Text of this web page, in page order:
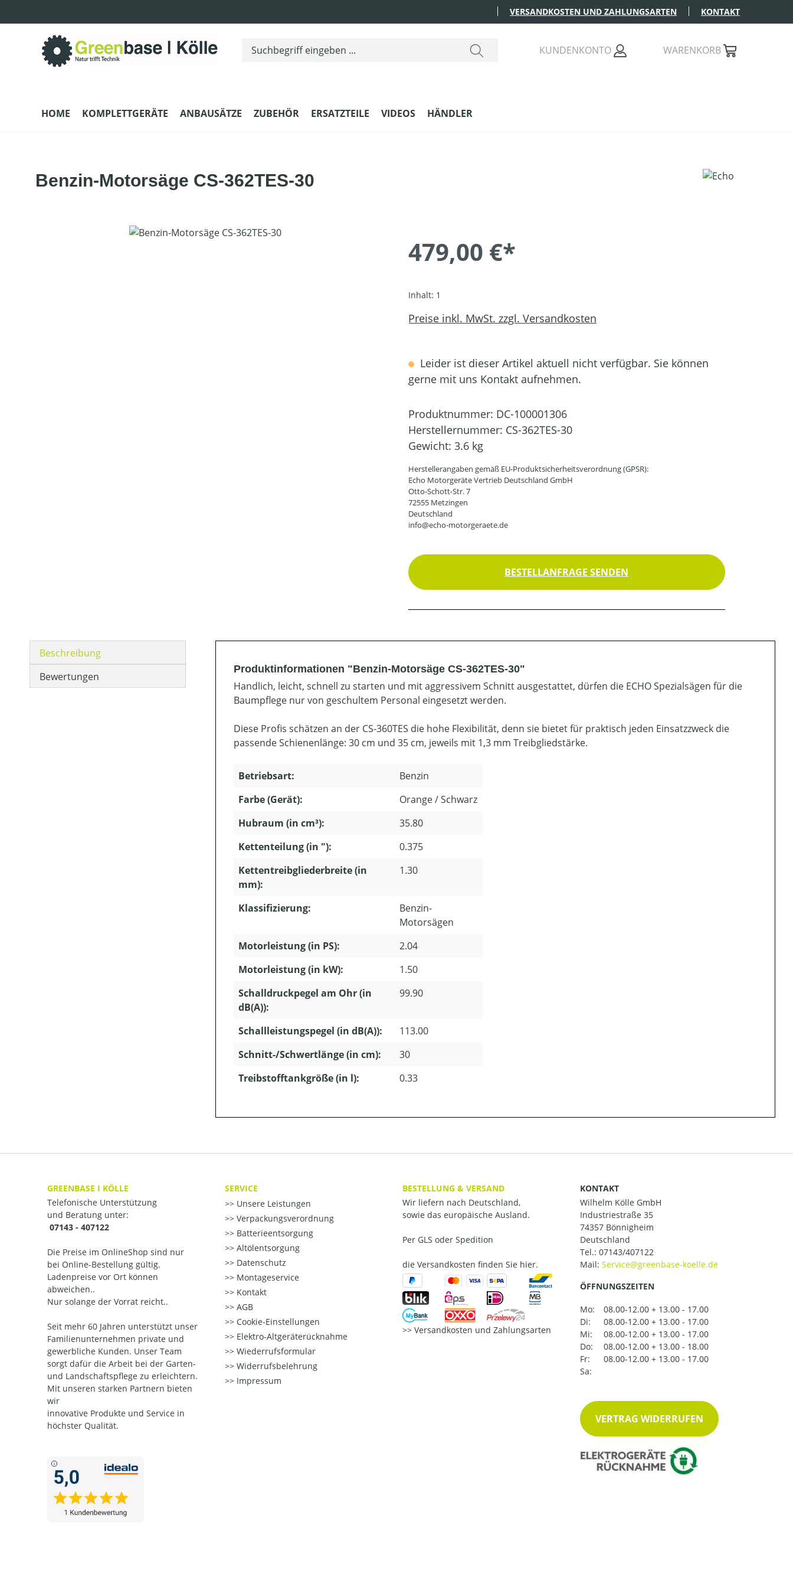
VERSANDKOSTEN UND ZAHLUNGSARTEN KONTAKT
KUNDENKONTO WARENKORB
HOME KOMPLETTGERÄTE ANBAUSÄTZE ZUBEHÖR ERSATZTEILE VIDEOS HÄNDLER
Benzin-Motorsäge CS-362TES-30
Bildergalerie überspringen
479,00 €*
Inhalt: 1
Preise inkl. MwSt. zzgl. Versandkosten
Leider ist dieser Artikel aktuell nicht verfügbar. Sie können
gerne mit uns Kontakt aufnehmen.
Produktnummer: DC-100001306
Herstellernummer: CS-362TES-30
Gewicht: 3.6 kg
Herstellerangaben gemäß EU-Produktsicherheitsverordnung (GPSR):
Echo Motorgeräte Vertrieb Deutschland GmbH
Otto-Schott-Str. 7
72555 Metzingen
Deutschland
info@echo-motorgeraete.de
BESTELLANFRAGE SENDEN
Beschreibung
Bewertungen
Produktinformationen "Benzin-Motorsäge CS-362TES-30"
Handlich, leicht, schnell zu starten und mit aggressivem Schnitt ausgestattet, dürfen die ECHO Spezialsägen für die
Baumpflege nur von geschultem Personal eingesetzt werden.
Diese Profis schätzen an der CS-360TES die hohe Flexibilität, denn sie bietet für praktisch jeden Einsatzzweck die
passende Schienenlänge: 30 cm und 35 cm, jeweils mit 1,3 mm Treibgliedstärke.
Betriebsart:
Benzin
Farbe (Gerät):
Orange / Schwarz
Hubraum (in cm³):
35.80
Kettenteilung (in "):
0.375
Kettentreibgliederbreite (in
mm):
1.30
Klassifizierung:
Benzin-
Motorsägen
Motorleistung (in PS):
2.04
Motorleistung (in kW):
1.50
Schalldruckpegel am Ohr (in
dB(A)):
99.90
Schallleistungspegel (in dB(A)):
113.00
Schnitt-/Schwertlänge (in cm):
30
Treibstofftankgröße (in l):
0.33
GREENBASE I KÖLLE
Telefonische Unterstützung
und Beratung unter:
07143 - 407122
Die Preise im OnlineShop sind nur
bei Online-Bestellung gültig.
Ladenpreise vor Ort können
abweichen..
Nur solange der Vorrat reicht..
Seit mehr 60 Jahren unterstützt unser
Familienunternehmen private und
gewerbliche Kunden. Unser Team
sorgt dafür die Arbeit bei der Garten-
und Landschaftspflege zu erleichtern.
Mit unseren starken Partnern bieten
wir
innovative Produkte und Service in
höchster Qualität.
SERVICE
Unsere Leistungen
Verpackungsverordnung
Batterieentsorgung
Altölentsorgung
Datenschutz
Montageservice
Kontakt
AGB
Cookie-Einstellungen
Elektro-Altgeräterücknahme
Wiederrufsformular
Widerrufsbelehrung
Impressum
BESTELLUNG & VERSAND
Wir liefern nach Deutschland,
sowie das europäische Ausland.
Per GLS oder Spedition
die Versandkosten finden Sie hier.
Versandkosten und Zahlungsarten
KONTAKT
Wilhelm Kölle GmbH
Industriestraße 35
74357 Bönnigheim
Deutschland
Tel.: 07143/407122
Mail:
ÖFFNUNGSZEITEN
Mo:
08.00-12.00 + 13.00 - 17.00
Di:
08.00-12.00 + 13.00 - 17.00
Mi:
08.00-12.00 + 13.00 - 17.00
Do:
08.00-12.00 + 13.00 - 18.00
Fr:
08.00-12.00 + 13.00 - 17.00
Sa:
VERTRAG WIDERRUFEN